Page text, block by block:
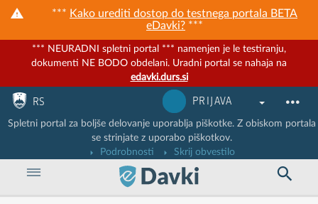
*** Kako urediti dostop do testnega portala BETA
eDavki? ***
*** NEURADNI spletni portal *** namenjen je le testiranju,
dokumenti NE BODO obdelani. Uradni portal se nahaja na
edavki.durs.si
Nadaljuj na vsebino
Nadaljuj na vsebino zaprtega portala
RS PRIJAVA
Spletni portal za boljše delovanje uporablja piškotke. Z obiskom portala
se strinjate z uporabo piškotkov.
Podrobnosti
Skrij obvestilo